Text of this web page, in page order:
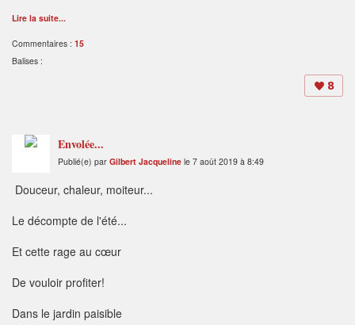
Lire la suite...
Commentaires : 15
Balises :
8
Envolée...
Publié(e) par Gilbert Jacqueline le 7 août 2019 à 8:49
Douceur, chaleur, moiteur...
Le décompte de l'été...
Et cette rage au cœur
De vouloir profiter!
Dans le jardin paisible